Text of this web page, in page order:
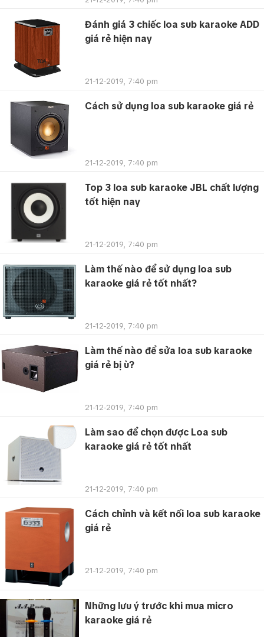
Đánh giá 3 chiếc loa sub karaoke ADD
giá rẻ hiện nay
21-12-2019, 7:40 pm
Cách sử dụng loa sub karaoke giá rẻ
21-12-2019, 7:40 pm
Top 3 loa sub karaoke JBL chất lượng
tốt hiện nay
21-12-2019, 7:40 pm
Làm thế nào để sử dụng loa sub
karaoke giá rẻ tốt nhất?
21-12-2019, 7:40 pm
Làm thế nào để sửa loa sub karaoke
giá rẻ bị ù?
21-12-2019, 7:40 pm
Làm sao để chọn được Loa sub
karaoke giá rẻ tốt nhất
21-12-2019, 7:40 pm
Cách chỉnh và kết nối loa sub karaoke
giá rẻ
21-12-2019, 7:40 pm
Những lưu ý trước khi mua micro
karaoke giá rẻ